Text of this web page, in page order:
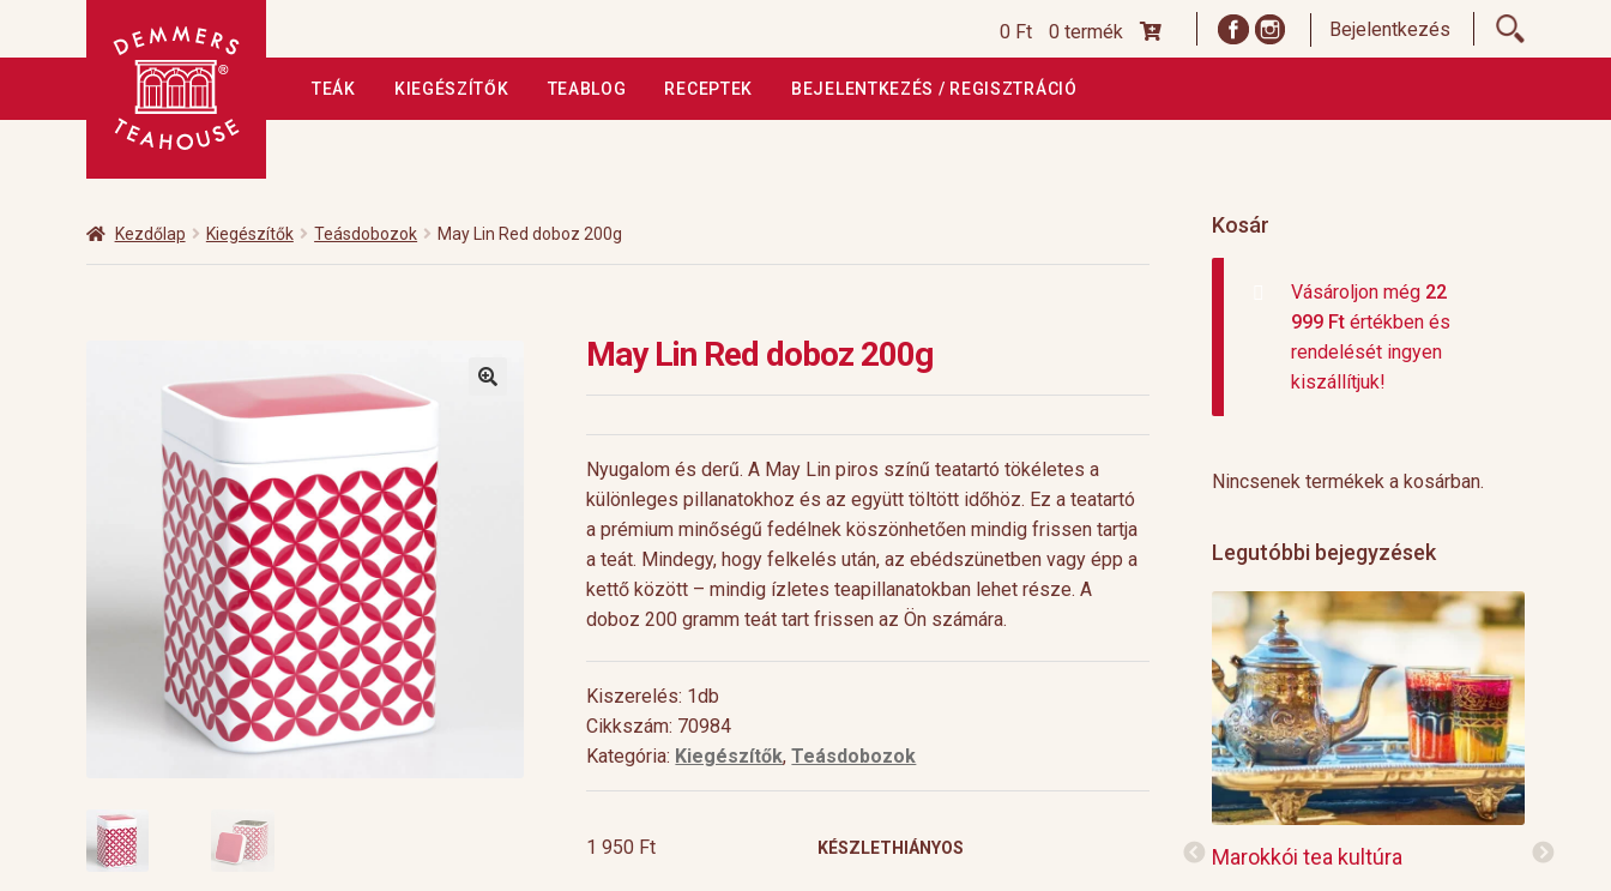
0 Ft 0 termék Bejelentkezés
navigációhoz
Kilépés
tartalomba
TEÁK KIEGÉSZÍTŐK TEABLOG RECEPTEK BEJELENTKEZÉS / REGISZTRÁCIÓ
Üzleteink Vendéglátás Visszautasított fizetés Webáruház Rólunk HoReCa Impresszum
Kezdőlap Kiegészítők Teásdobozok May Lin Red doboz 200g
May Lin Red doboz 200g
Nyugalom és derű. A May Lin piros színű teatartó tökéletes a
különleges pillanatokhoz és az együtt töltött időhöz. Ez a teatartó
a prémium minőségű fedélnek köszönhetően mindig frissen tartja
a teát. Mindegy, hogy felkelés után, az ebédszünetben vagy épp a
kettő között – mindig ízletes teapillanatokban lehet része. A
doboz 200 gramm teát tart frissen az Ön számára.
Kiszerelés: 1db
Cikkszám: 70984
Kategória: Kiegészítők,Teásdobozok
1 950 Ft KÉSZLETHIÁNYOS
Kosár
Vásároljon még 22
999 Ft értékben és
rendelését ingyen
kiszállítjuk!
Nincsenek termékek a kosárban.
Legutóbbi bejegyzések
Cocktail Time Levendulás aperitif Marokkói tea kultúra Grillre